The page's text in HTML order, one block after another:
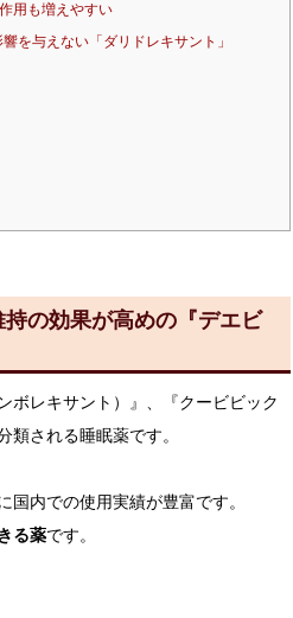
用も増えやすい
を与えない「ダリドレキサント」
の効果が高めの『デエビ
レキサント）』、『クービビック
類される睡眠薬です。
国内での使用実績が豊富です。
る薬です。